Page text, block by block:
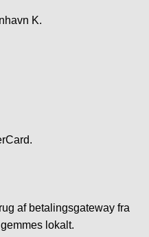
K.
af betalingsgateway fra
lokalt.